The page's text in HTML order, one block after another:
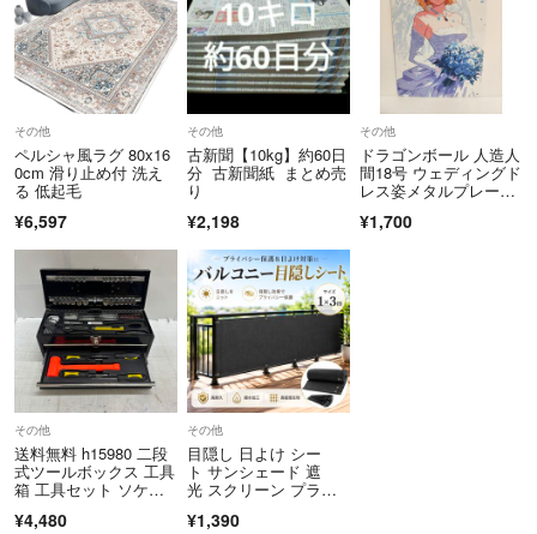
その他
ペルシャ風ラグ 80x16
0cm 滑り止め付 洗え
る 低起毛
¥6,597
その他
古新聞【10kg】約60日
分 古新聞紙 まとめ売
り
¥2,198
その他
ドラゴンボール 人造人
間18号 ウェディングド
レス姿メタルプレー
7)
¥1,700
その他
送料無料 h15980 二段
式ツールボックス 工具
箱 工具セット ソケッ
ンチ ゴムハンマー ビ
¥4,480
その他
目隠し 日よけ シー
ト サンシェード 遮
光 スクリーン プライ
¥1,390